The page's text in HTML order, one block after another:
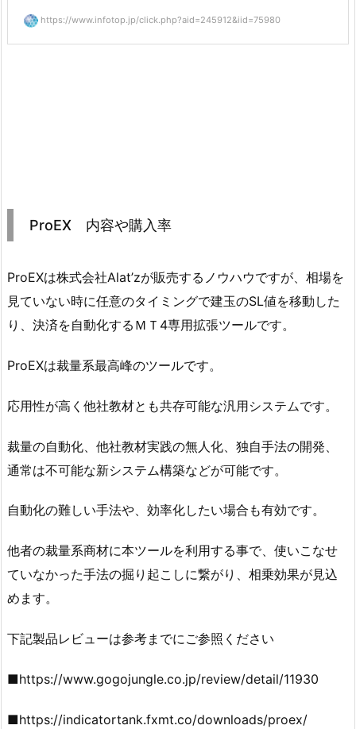
https://www.infotop.jp/click.php?aid=245912&iid=75980
ProEX 内容や購入率
ProEXは株式会社Alat’zが販売するノウハウですが、相場を
見ていない時に任意のタイミングで建玉のSL値を移動した
り、決済を自動化するＭＴ4専用拡張ツールです。
ProEXは裁量系最高峰のツールです。
応用性が高く他社教材とも共存可能な汎用システムです。
裁量の自動化、他社教材実践の無人化、独自手法の開発、
通常は不可能な新システム構築などが可能です。
自動化の難しい手法や、効率化したい場合も有効です。
他者の裁量系商材に本ツールを利用する事で、使いこなせ
ていなかった手法の掘り起こしに繋がり、相乗効果が見込
めます。
下記製品レビューは参考までにご参照ください
■https://www.gogojungle.co.jp/review/detail/11930
■https://indicatortank.fxmt.co/downloads/proex/